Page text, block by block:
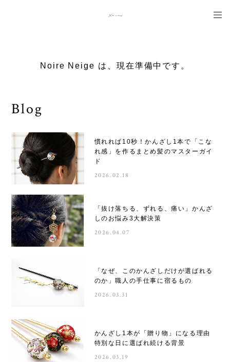
Noire Neige は、現在準備中です。
Blog
慣れれば10秒！かんざし1本で「こな
れ感」を作るまとめ髪のマスターガイ
ド
2026.02.18
「抜け落ちる、ずれる、痛い」かんざ
しのお悩み3大解決策
2026.04.07
「なぜ、このかんざしだけが選ばれる
のか」職人の手仕事に宿るもの
2026.03.31
かんざし1本が「贈り物」になる理由
特別な日に選ばれ続ける背景
2026.03.19